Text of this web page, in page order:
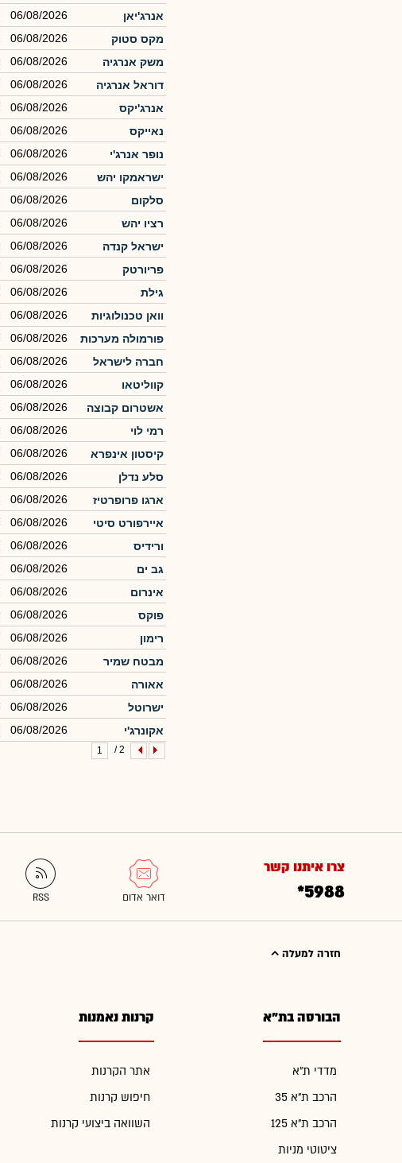
אנרג'יאן
06/08/2026
מקס סטוק
06/08/2026
משק אנרגיה
06/08/2026
דוראל אנרגיה
06/08/2026
אנרג'יקס
06/08/2026
נאייקס
06/08/2026
נופר אנרג'י
06/08/2026
ישראמקו יהש
06/08/2026
סלקום
06/08/2026
רציו יהש
06/08/2026
ישראל קנדה
06/08/2026
פריורטק
06/08/2026
גילת
06/08/2026
וואן טכנולוגיות
06/08/2026
פורמולה מערכות
06/08/2026
חברה לישראל
06/08/2026
קווליטאו
06/08/2026
אשטרום קבוצה
06/08/2026
רמי לוי
06/08/2026
קיסטון אינפרא
06/08/2026
סלע נדלן
06/08/2026
ארגו פרופרטיז
06/08/2026
איירפורט סיטי
06/08/2026
ורידיס
06/08/2026
גב ים
06/08/2026
אינרום
06/08/2026
פוקס
06/08/2026
רימון
06/08/2026
מבטח שמיר
06/08/2026
אאורה
06/08/2026
ישרוטל
06/08/2026
אקונרג'י
06/08/2026
2 /
1
צרו איתנו קשר
*5988
חזרה למעלה
הבורסה בת"א
מדדי ת"א
הרכב ת"א 35
הרכב ת"א 125
ציטוטי מניות
קרנות נאמנות
אתר הקרנות
חיפוש קרנות
השוואה ביצועי קרנות